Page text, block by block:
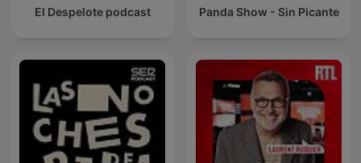
El Despelote podcast Panda Show - Sin Picante